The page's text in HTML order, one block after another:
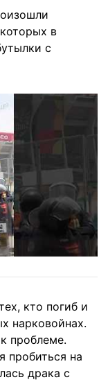
в
с
кто погиб и
нарковойнах.
проблеме.
пробиться на
драка с